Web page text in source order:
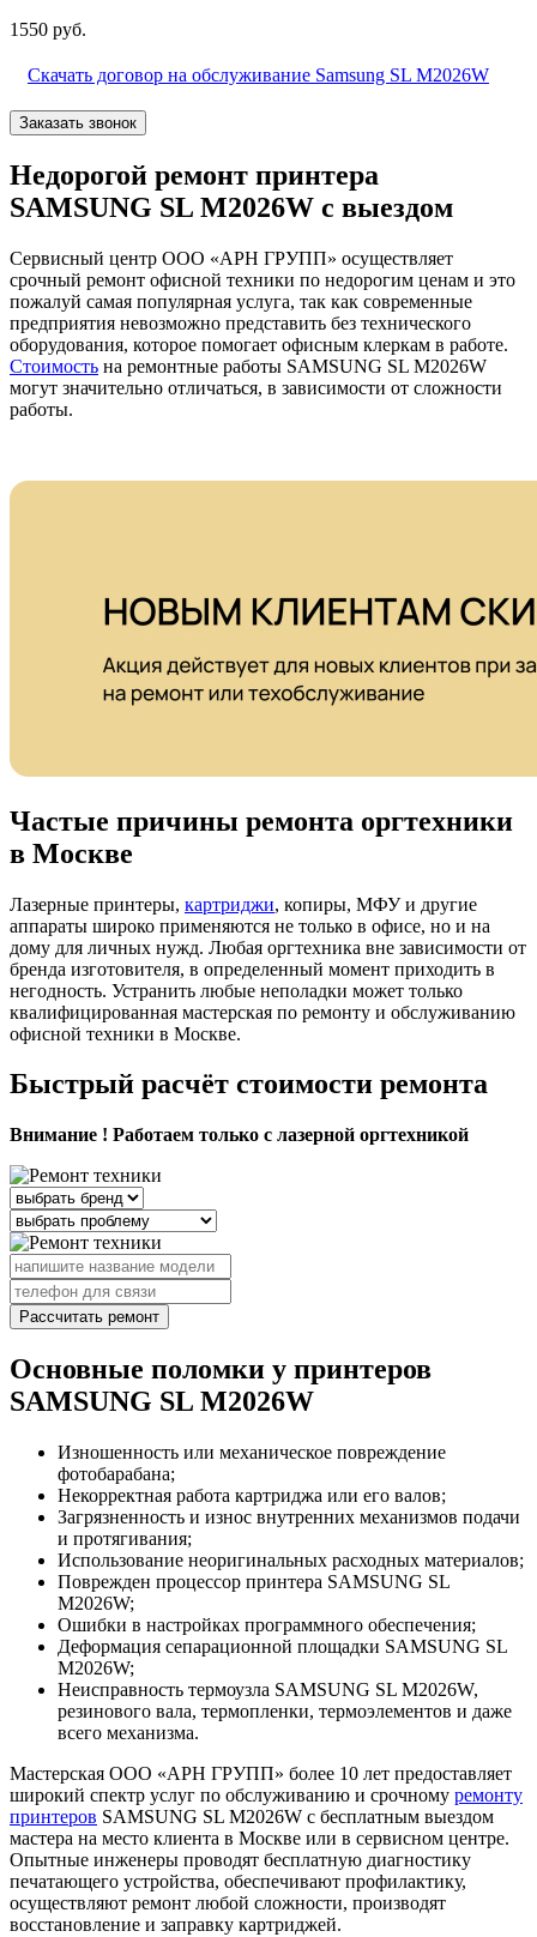
1550 руб.
Скачать договор на обслуживание Samsung SL M2026W
Заказать звонок
Недорогой ремонт принтера
SAMSUNG SL M2026W с выездом
Сервисный центр ООО «АРН ГРУПП» осуществляет
срочный ремонт офисной техники по недорогим ценам и это
пожалуй самая популярная услуга, так как современные
предприятия невозможно представить без технического
оборудования, которое помогает офисным клеркам в работе.
Стоимость на ремонтные работы SAMSUNG SL M2026W
могут значительно отличаться, в зависимости от сложности
работы.
Частые причины ремонта оргтехники
в Москве
Лазерные принтеры, картриджи, копиры, МФУ и другие
аппараты широко применяются не только в офисе, но и на
дому для личных нужд. Любая оргтехника вне зависимости от
бренда изготовителя, в определенный момент приходить в
негодность. Устранить любые неполадки может только
квалифицированная мастерская по ремонту и обслуживанию
офисной техники в Москве.
Быстрый расчёт стоимости ремонта
Внимание ! Работаем только с лазерной оргтехникой
Рассчитать ремонт
Основные поломки у принтеров
SAMSUNG SL M2026W
Изношенность или механическое повреждение
фотобарабана;
Некорректная работа картриджа или его валов;
Загрязненность и износ внутренних механизмов подачи
и протягивания;
Использование неоригинальных расходных материалов;
Поврежден процессор принтера SAMSUNG SL
M2026W;
Ошибки в настройках программного обеспечения;
Деформация сепарационной площадки SAMSUNG SL
M2026W;
Неисправность термоузла SAMSUNG SL M2026W,
резинового вала, термопленки, термоэлементов и даже
всего механизма.
Мастерская ООО «АРН ГРУПП» более 10 лет предоставляет
широкий спектр услуг по обслуживанию и срочному ремонту
принтеров SAMSUNG SL M2026W с бесплатным выездом
мастера на место клиента в Москве или в сервисном центре.
Опытные инженеры проводят бесплатную диагностику
печатающего устройства, обеспечивают профилактику,
осуществляют ремонт любой сложности, производят
восстановление и заправку картриджей.